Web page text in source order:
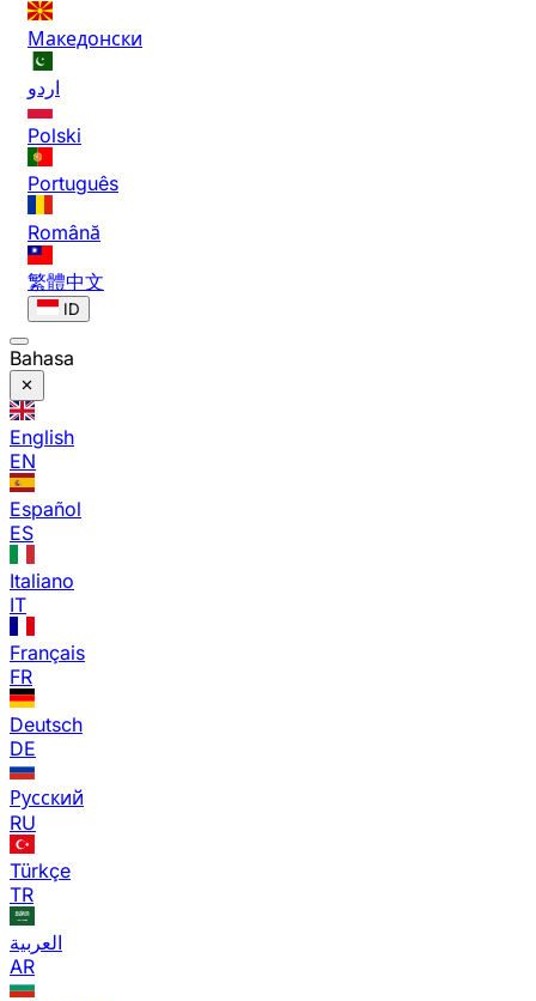
Македонски
اردو
Polski
Português
Română
繁體中文
ID
Bahasa
English
EN
Español
ES
Italiano
IT
Français
FR
Deutsch
DE
Русский
RU
Türkçe
TR
العربية
AR